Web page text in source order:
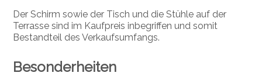
Der Schirm sowie der Tisch und die Stühle auf der
Terrasse sind im Kaufpreis inbegriffen und somit
Bestandteil des Verkaufsumfangs.
Besonderheiten